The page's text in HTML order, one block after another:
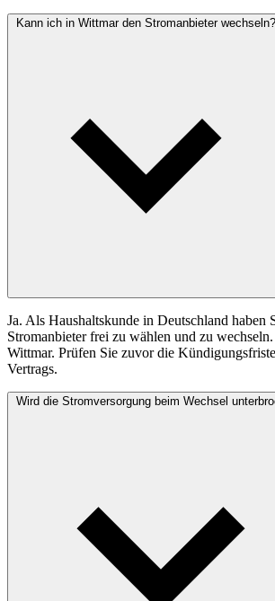
Kann ich in Wittmar den Stromanbieter wechseln?
Ja. Als Haushaltskunde in Deutschland haben
Stromanbieter frei zu wählen und zu
Wittmar. Prüfen Sie zuvor die
Vertrags.
Wird die Stromversorgung beim Wechsel